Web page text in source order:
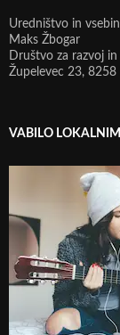
Uredništvo in
Maks Žbogar
Društvo za razvoj
Župelevec 23, 8258
VABILO